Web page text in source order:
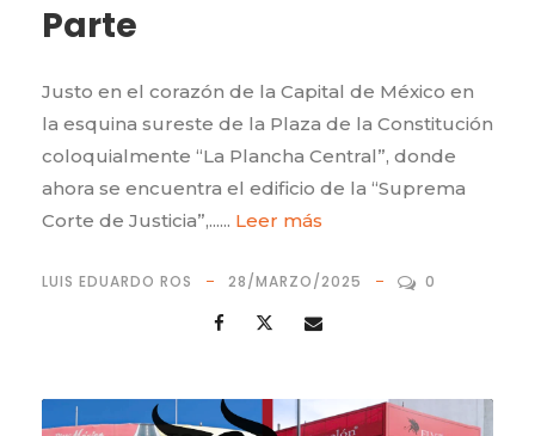
Parte
Justo en el corazón de la Capital de México en
la esquina sureste de la Plaza de la Constitución
coloquialmente “La Plancha Central”, donde
ahora se encuentra el edificio de la “Suprema
Corte de Justicia”,...... Leer más
LUIS EDUARDO ROS 28/MARZO/2025 0